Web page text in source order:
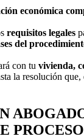
económica
requisitos legales
del
con tu vivienda,
la resolución que,